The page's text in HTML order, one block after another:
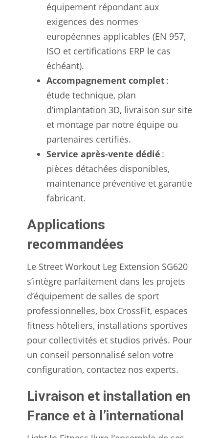
équipement répondant aux
exigences des normes
européennes applicables (EN 957,
ISO et certifications ERP le cas
échéant).
Accompagnement complet:
étude technique, plan
d’implantation 3D, livraison sur site
et montage par notre équipe ou
partenaires certifiés.
Service après-vente dédié :
pièces détachées disponibles,
maintenance préventive et garantie
fabricant.
Applications
recommandées
Le Street Workout Leg Extension SG620
s’intègre parfaitement dans les projets
d’équipement de salles de sport
professionnelles, box CrossFit, espaces
fitness hôteliers, installations sportives
pour collectivités et studios privés. Pour
un conseil personnalisé selon votre
configuration, contactez nos experts.
Livraison et installation en
France et à l’international